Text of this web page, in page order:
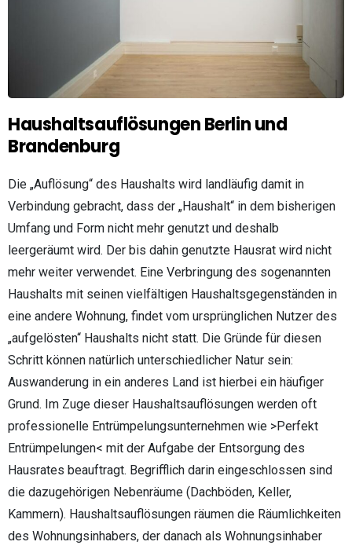
Haushaltsauflösungen Berlin und
Brandenburg
Die „Auflösung“ des Haushalts wird landläufig damit in
Verbindung gebracht, dass der „Haushalt“ in dem bisherigen
Umfang und Form nicht mehr genutzt und deshalb
leergeräumt wird. Der bis dahin genutzte Hausrat wird nicht
mehr weiter verwendet. Eine Verbringung des sogenannten
Haushalts mit seinen vielfältigen Haushaltsgegenständen in
eine andere Wohnung, findet vom ursprünglichen Nutzer des
„aufgelösten“ Haushalts nicht statt. Die Gründe für diesen
Schritt können natürlich unterschiedlicher Natur sein:
Auswanderung in ein anderes Land ist hierbei ein häufiger
Grund. Im Zuge dieser Haushaltsauflösungen werden oft
professionelle Entrümpelungsunternehmen wie >Perfekt
Entrümpelungen< mit der Aufgabe der Entsorgung des
Hausrates beauftragt. Begrifflich darin eingeschlossen sind
die dazugehörigen Nebenräume (Dachböden, Keller,
Kammern). Haushaltsauflösungen räumen die Räumlichkeiten
des Wohnungsinhabers, der danach als Wohnungsinhaber